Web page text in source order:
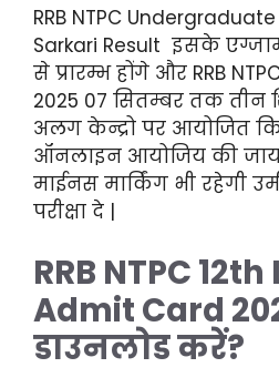
RRB NTPC
Sarkari Result इसके
से प्रारम्भ होंगे और RRB
2025 07 सितम्बर तक
अलग केन्द्रो पर आयोजित
ऑनलाइन आयोजिय की
माईनस मार्किंग भी रहेगी
परीक्षा दे |
RRB NTPC
Admit Card
डाउनलोड करें?